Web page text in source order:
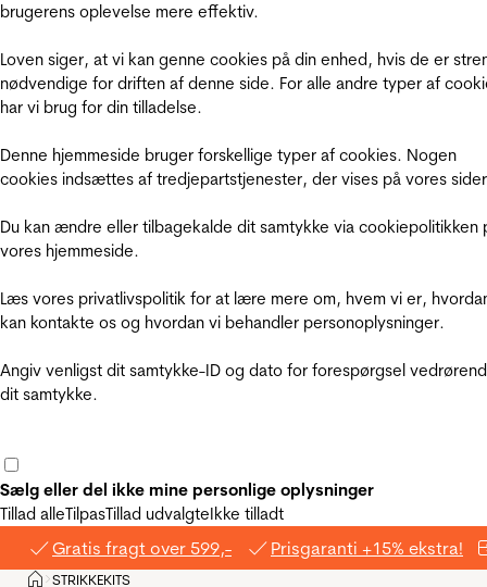
brugerens oplevelse mere effektiv.
Loven siger, at vi kan genne cookies på din enhed, hvis de er
nødvendige for driften af denne side. For alle andre typer af
har vi brug for din tilladelse.
Denne hjemmeside bruger forskellige typer af cookies. Nogen
cookies indsættes af tredjepartstjenester, der vises på vores
Du kan ændre eller tilbagekalde dit samtykke via cookiepolitikken
vores hjemmeside.
Læs vores privatlivspolitik for at lære mere om, hvem vi er,
kan kontakte os og hvordan vi behandler personoplysninger.
Angiv venligst dit samtykke-ID og dato for forespørgsel
dit samtykke.
Sælg eller del ikke mine personlige oplysninger
Tillad alleTilpasTillad udvalgteIkke tilladt
Gratis fragt over 599,- Prisgaranti +15% ekstra!
Hjem
>STRIKKEKITS